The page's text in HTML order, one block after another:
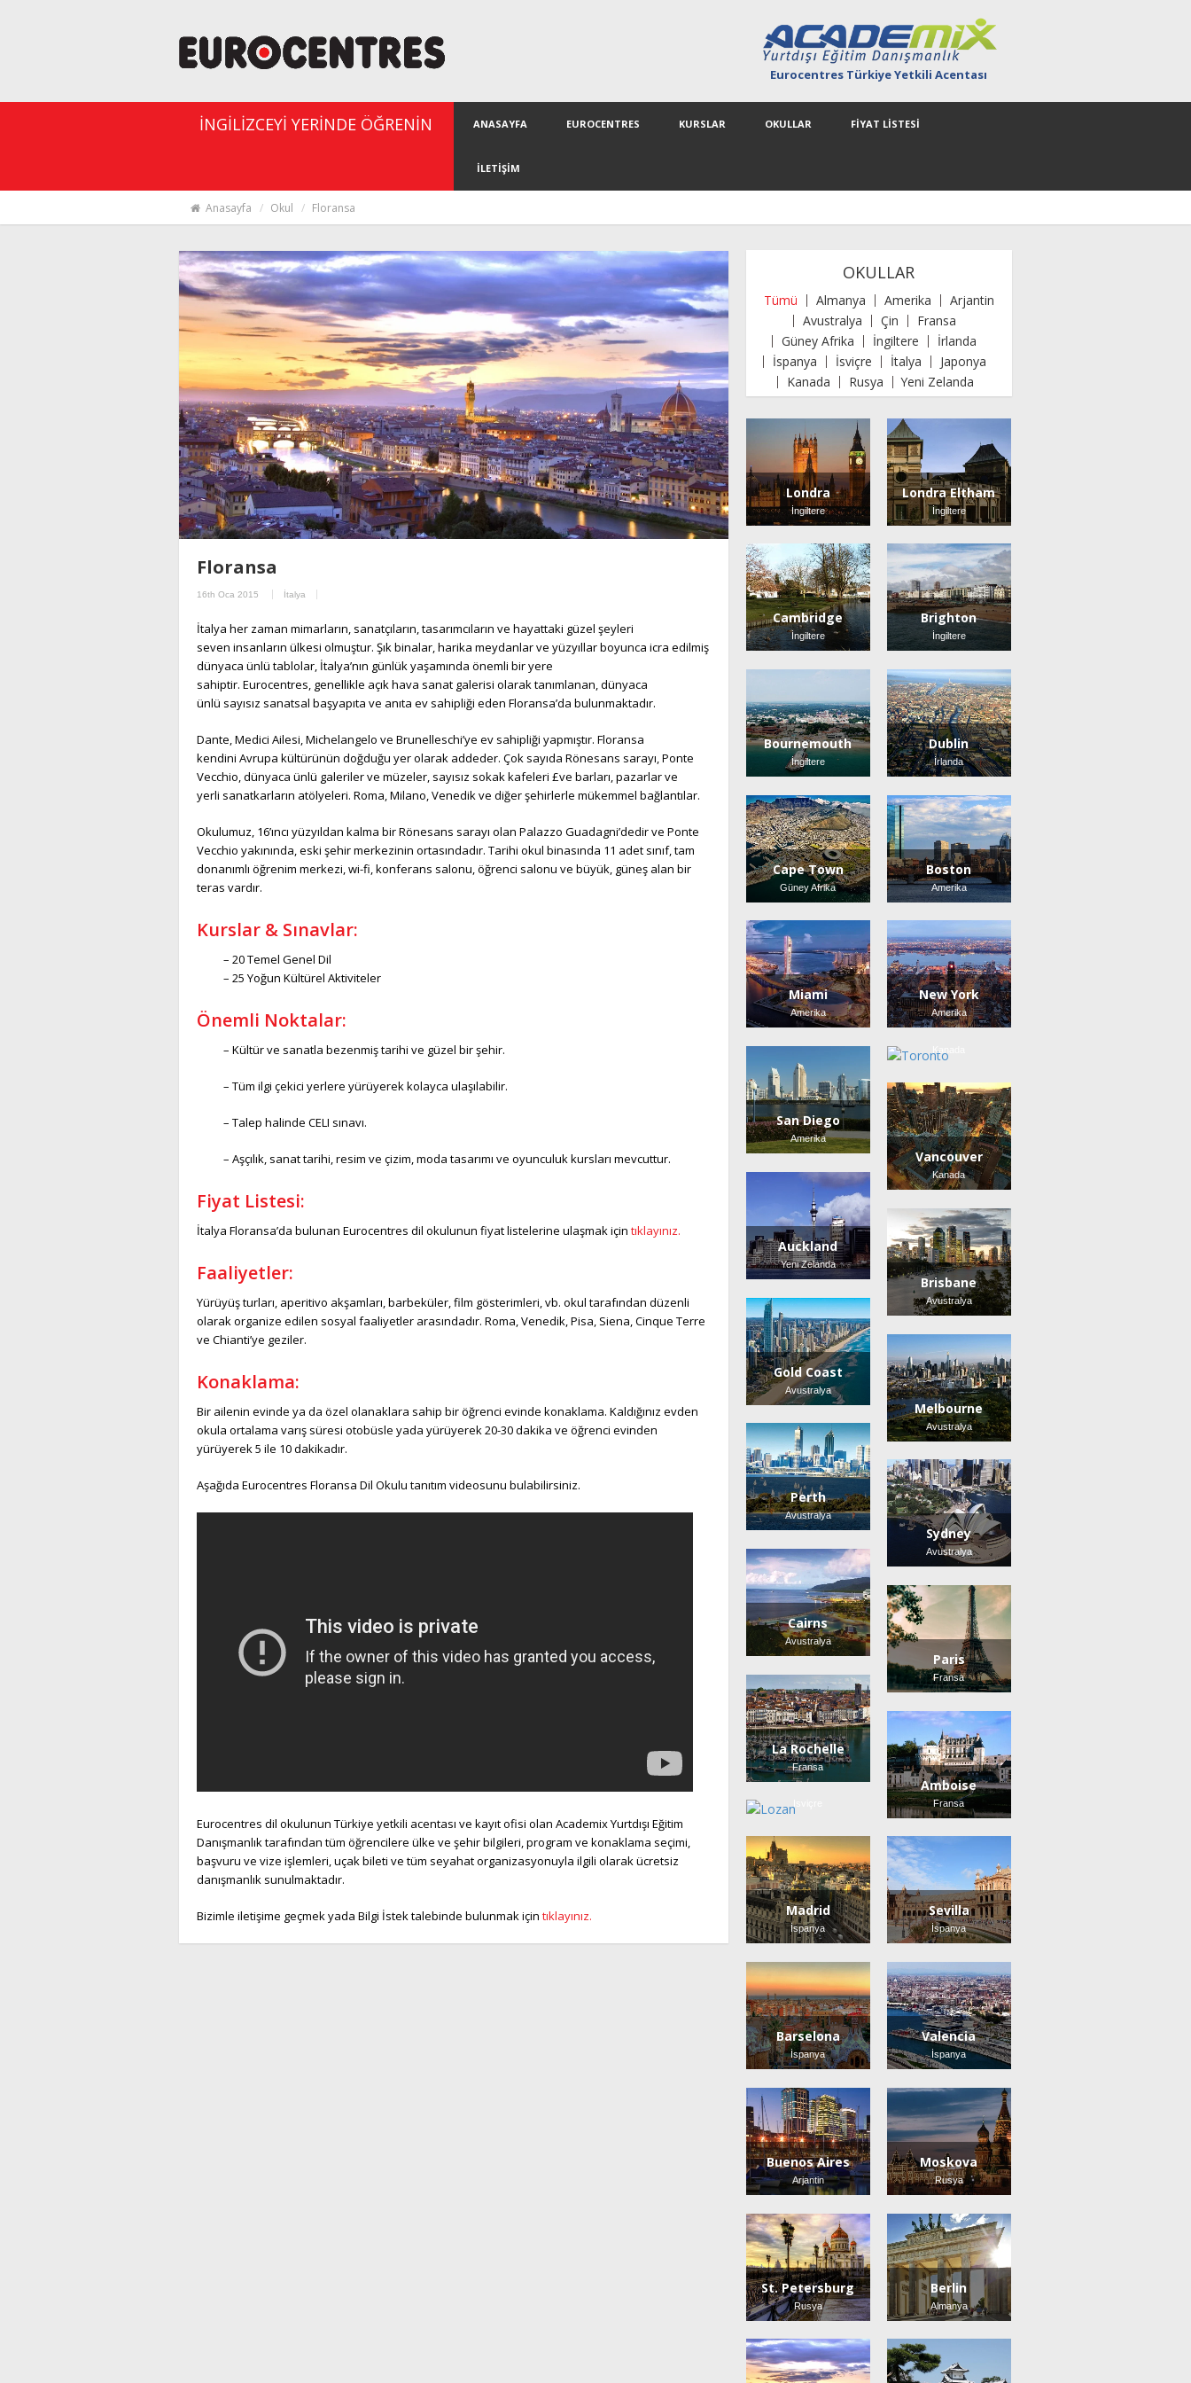
Eurocentres Türkiye Yetkili Acentası
İNGİLİZCEYİ YERİNDE ÖĞRENİN ANASAYFA EUROCENTRES KURSLAR OKULLAR FİYAT LİSTESİ
İLETİŞİM
Anasayfa Okul Floransa
Floransa
16th Oca 2015 İtalya
İtalya her zaman mimarların, sanatçıların, tasarımcıların ve hayattaki güzel şeyleri
seven insanların ülkesi olmuştur. Şık binalar, harika meydanlar ve yüzyıllar boyunca icra edilmiş
dünyaca ünlü tablolar, İtalya’nın günlük yaşamında önemli bir yere
sahiptir. Eurocentres, genellikle açık hava sanat galerisi olarak tanımlanan, dünyaca
ünlü sayısız sanatsal başyapıta ve anıta ev sahipliği eden Floransa’da bulunmaktadır.
Dante, Medici Ailesi, Michelangelo ve Brunelleschi’ye ev sahipliği yapmıştır. Floransa
kendini Avrupa kültürünün doğduğu yer olarak addeder. Çok sayıda Rönesans sarayı, Ponte
Vecchio, dünyaca ünlü galeriler ve müzeler, sayısız sokak kafeleri £ve barları, pazarlar ve
yerli sanatkarların atölyeleri. Roma, Milano, Venedik ve diğer şehirlerle mükemmel bağlantılar.
Okulumuz, 16’ıncı yüzyıldan kalma bir Rönesans sarayı olan Palazzo Guadagni’dedir ve Ponte
Vecchio yakınında, eski şehir merkezinin ortasındadır. Tarihi okul binasında 11 adet sınıf, tam
donanımlı öğrenim merkezi, wi-fi, konferans salonu, öğrenci salonu ve büyük, güneş alan bir
teras vardır.
Kurslar & Sınavlar:
– 20 Temel Genel Dil
– 25 Yoğun Kültürel Aktiviteler
Önemli Noktalar:
– Kültür ve sanatla bezenmiş tarihi ve güzel bir şehir.
– Tüm ilgi çekici yerlere yürüyerek kolayca ulaşılabilir.
– Talep halinde CELI sınavı.
– Aşçılık, sanat tarihi, resim ve çizim, moda tasarımı ve oyunculuk kursları mevcuttur.
Fiyat Listesi:
İtalya Floransa’da bulunan Eurocentres dil okulunun fiyat listelerine ulaşmak için tıklayınız.
Faaliyetler:
Yürüyüş turları, aperitivo akşamları, barbeküler, film gösterimleri, vb. okul tarafından düzenli
olarak organize edilen sosyal faaliyetler arasındadır. Roma, Venedik, Pisa, Siena, Cinque Terre
ve Chianti’ye geziler.
Konaklama:
Bir ailenin evinde ya da özel olanaklara sahip bir öğrenci evinde konaklama. Kaldığınız evden
okula ortalama varış süresi otobüsle yada yürüyerek 20-30 dakika ve öğrenci evinden
yürüyerek 5 ile 10 dakikadır.
Aşağıda Eurocentres Floransa Dil Okulu tanıtım videosunu bulabilirsiniz.
Eurocentres dil okulunun Türkiye yetkili acentası ve kayıt ofisi olan Academix Yurtdışı Eğitim
Danışmanlık tarafından tüm öğrencilere ülke ve şehir bilgileri, program ve konaklama seçimi,
başvuru ve vize işlemleri, uçak bileti ve tüm seyahat organizasyonuyla ilgili olarak ücretsiz
danışmanlık sunulmaktadır.
Bizimle iletişime geçmek yada Bilgi İstek talebinde bulunmak için tıklayınız.
OKULLAR
Tümü Almanya Amerika
Arjantin
Avustralya
Çin
Fransa
Güney Afrika
İngiltere
İrlanda
İspanya
İsviçre İtalya
Japonya
Kanada
Rusya Yeni Zelanda
Londra
İngiltere
Londra Eltham
İngiltere
Cambridge
İngiltere
Brighton
İngiltere
Bournemouth
İngiltere
Dublin
İrlanda
Cape Town
Güney Afrika
Boston
Amerika
Miami
Amerika
New York
Amerika
San Diego
Amerika
Toronto
Kanada
Vancouver
Kanada
Auckland
Yeni Zelanda
Brisbane
Avustralya
Gold Coast
Avustralya
Melbourne
Avustralya
Perth
Avustralya
Sydney
Avustralya
Cairns
Avustralya
Paris
Fransa
La Rochelle
Fransa
Amboise
Fransa
Lozan
Madrid
İspanya
Sevilla
İspanya
Barselona
İspanya
Valencia
İspanya
Buenos Aires
Arjantin
Moskova
Rusya
St. Petersburg
Rusya
Berlin
Almanya